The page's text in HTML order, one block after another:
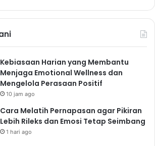
Kebiasaan Harian yang Membantu
Menjaga Emotional Wellness dan
Mengelola Perasaan Positif
10 jam ago
Cara Melatih Pernapasan agar Pikiran
Lebih Rileks dan Emosi Tetap Seimbang
1 hari ago